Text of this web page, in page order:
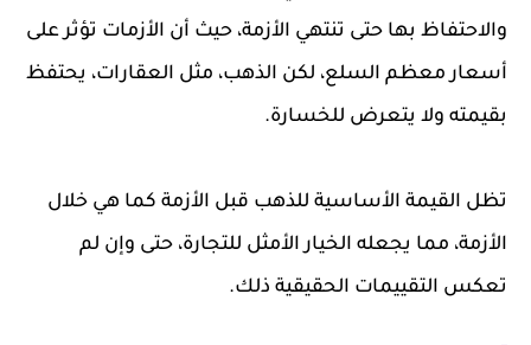
والاحتفاظ بها حتى تنتهي الأزمة، حيث أن الأزمات تؤثر على
أسعار معظم السلع، لكن الذهب، مثل العقارات، يحتفظ
بقيمته ولا يتعرض للخسارة.
تظل القيمة الأساسية للذهب قبل الأزمة كما هي خلال
الأزمة، مما يجعله الخيار الأمثل للتجارة، حتى وإن لم
تعكس التقييمات الحقيقية ذلك.